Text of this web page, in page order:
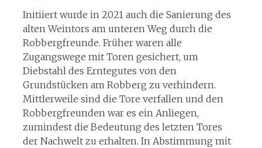
Initiiert wurde in 2021 auch die Sanierung des
alten Weintors am unteren Weg durch die
Robbergfreunde. Früher waren alle
Zugangswege mit Toren gesichert, um
Diebstahl des Erntegutes von den
Grundstücken am Robberg zu verhindern.
Mittlerweile sind die Tore verfallen und den
Robbergfreunden war es ein Anliegen,
zumindest die Bedeutung des letzten Tores
der Nachwelt zu erhalten. In Abstimmung mit